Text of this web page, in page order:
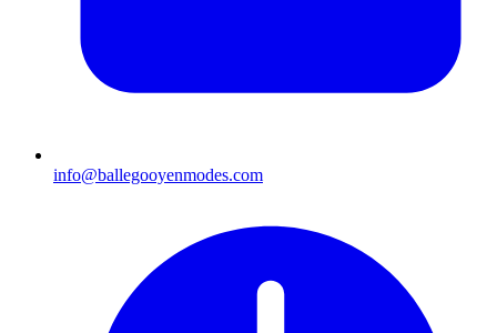
info@ballegooyenmodes.com